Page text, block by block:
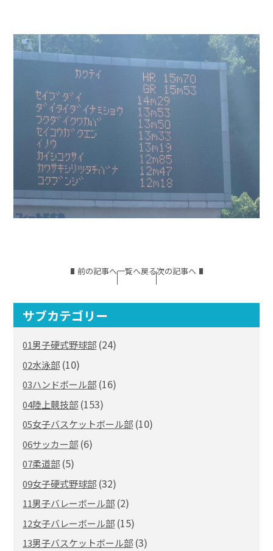
前の記事へ一覧へ戻る次の記事へ
サブカテゴリー
01男子硬式野球部 (24)
02水泳部 (10)
03ハンドボール部 (16)
04陸上競技部 (153)
05女子バスケットボール部 (10)
06サッカー部 (6)
07柔道部 (5)
09女子硬式野球部 (32)
11男子バレーボール部 (2)
12女子バレーボール部 (15)
13男子バスケットボール部 (3)